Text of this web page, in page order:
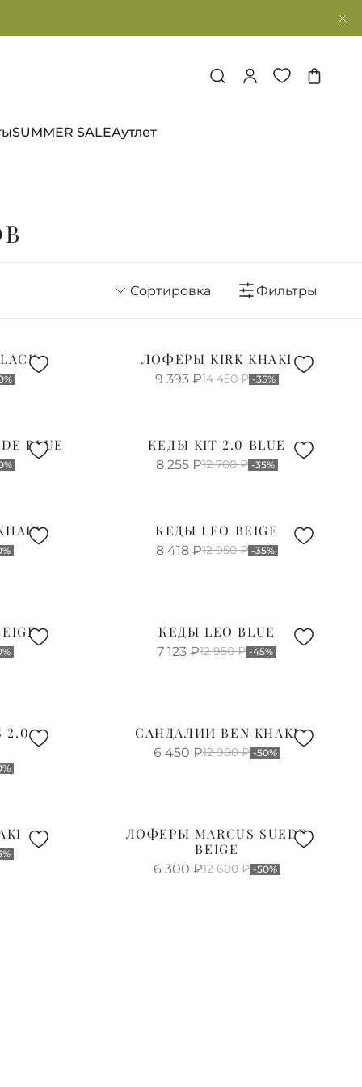
SUMMER SALEАутлет
Сортировка Фильтры
ЛОФЕРЫ KIRK KHAKI
9 393 ₽14 450 ₽ -35%
BLUE КЕДЫ KIT 2.0 BLUE
8 255 ₽12 700 ₽ -35%
КЕДЫ LEO BEIGE
8 418 ₽12 950 ₽ -35%
КЕДЫ LEO BLUE
7 123 ₽12 950 ₽ -45%
2.0
САНДАЛИИ BEN KHAKI
6 450 ₽12 900 ₽ -50%
ЛОФЕРЫ MARCUS SUEDE
BEIGE
6 300 ₽12 600 ₽ -50%